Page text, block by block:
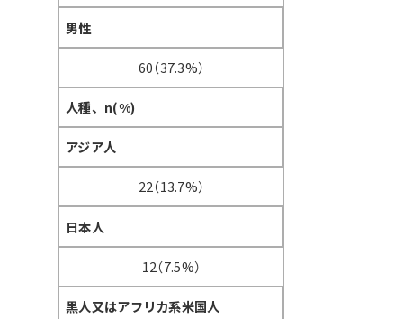
男性
60（37.3%）
人種、n(%)
アジア人
22（13.7%）
日本人
12（7.5%）
黒人又はアフリカ系米国人